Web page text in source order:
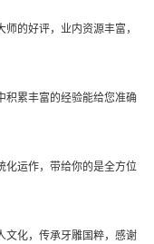
的好评，业内资源丰富，
积累丰富的经验能给您准确
化运作，带给你的是全方位
文化，传承牙雕国粹，感谢